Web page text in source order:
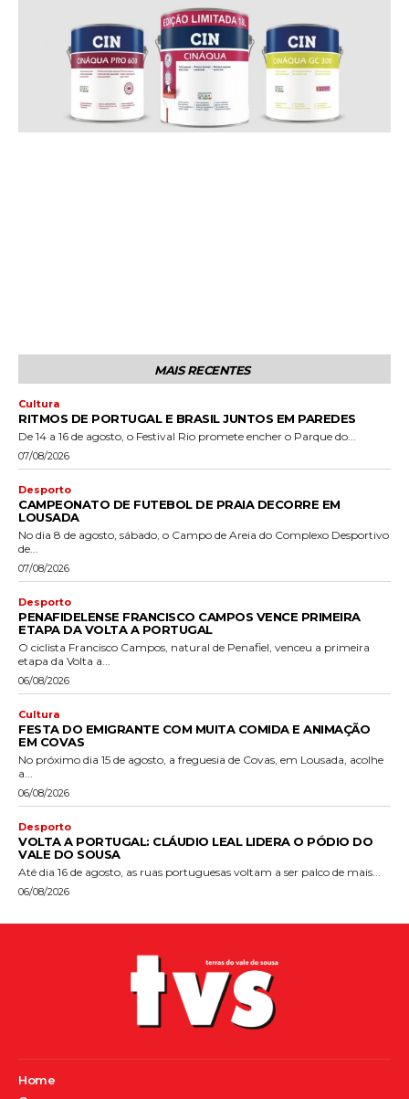
MAIS RECENTES
Cultura
RITMOS DE PORTUGAL E BRASIL JUNTOS EM PAREDES
De 14 a 16 de agosto, o Festival Rio promete encher o Parque do...
07/08/2026
Desporto
CAMPEONATO DE FUTEBOL DE PRAIA DECORRE EM
LOUSADA
No dia 8 de agosto, sábado, o Campo de Areia do Complexo Desportivo
de...
07/08/2026
Desporto
PENAFIDELENSE FRANCISCO CAMPOS VENCE PRIMEIRA
ETAPA DA VOLTA A PORTUGAL
O ciclista Francisco Campos, natural de Penafiel, venceu a primeira
etapa da Volta a...
06/08/2026
Cultura
FESTA DO EMIGRANTE COM MUITA COMIDA E ANIMAÇÃO
EM COVAS
No próximo dia 15 de agosto, a freguesia de Covas, em Lousada, acolhe
a...
06/08/2026
Desporto
VOLTA A PORTUGAL: CLÁUDIO LEAL LIDERA O PÓDIO DO
VALE DO SOUSA
Até dia 16 de agosto, as ruas portuguesas voltam a ser palco de mais...
06/08/2026
Home